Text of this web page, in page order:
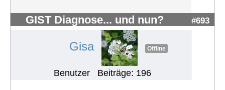
GIST Diagnose... und nun? #693
Gisa Offline
Benutzer Beiträge: 196